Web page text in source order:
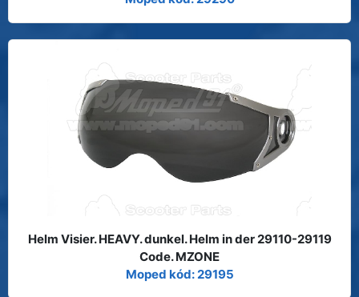
Helm Visier. HEAVY. dunkel. Helm in der 29110-29119
Code. MZONE
Moped kód: 29195